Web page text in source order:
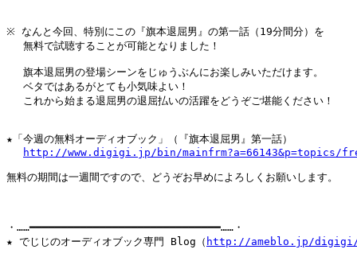
※ なんと今回、特別にこの『旗本退屈男』の第一話（19分間分）を
無料で試聴することが可能となりました！
旗本退屈男の登場シーンをじゅうぶんにお楽しみいただけます。
ベタではあるがとても小気味よい！
これから始まる退屈男の退屈払いの活躍をどうぞご堪能ください！
★「今週の無料オーディオブック」（『旗本退屈男』第一話）
http://www.digigi.jp/bin/mainfrm?a=66143&p=topics/
無料の期間は一週間ですので、どうぞお早めによろしくお願いします。
・……━━━━━━━━━━━━━━━━━━━━━━━━━━━━━━……・
★ でじじのオーディオブック専門 Blog（ http://ameblo.jp/